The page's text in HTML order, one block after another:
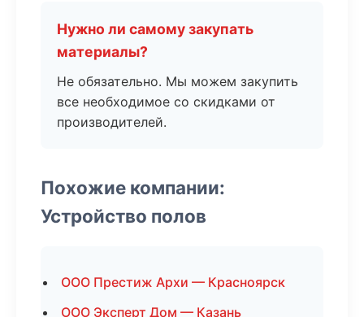
Нужно ли самому закупать
материалы?
Не обязательно. Мы можем закупить
все необходимое со скидками от
производителей.
Похожие компании:
Устройство полов
ООО Престиж Архи — Красноярск
ООО Эксперт Дом — Казань